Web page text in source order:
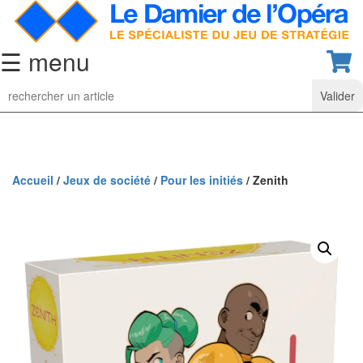
☰ menu
Jeu
d’Echecs
collection
Pièces
d’échecs
classiques
Coffrets
Accueil / Jeux de société / Pour les initiés / Zenith